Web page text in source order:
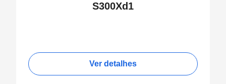
S300Xd1
Ver detalhes